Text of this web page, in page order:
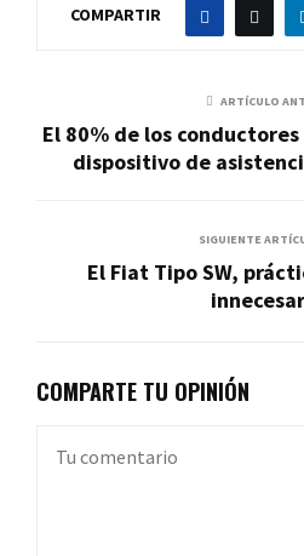
COMPARTIR
ARTÍCULO
El 80% de los
dispositivo de
SIGUIENTE
El Fiat Tipo SW,
COMPARTE TU OPINIÓN